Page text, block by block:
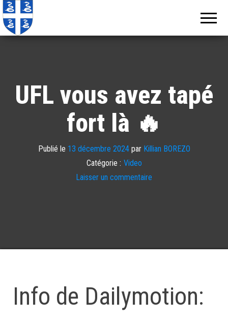
UFL vous avez tapé
fort là 🔥
Publié le 13 décembre 2024par Killian BOREZO
Catégorie : Video
Laisser un commentaire
Info de Dailymotion: